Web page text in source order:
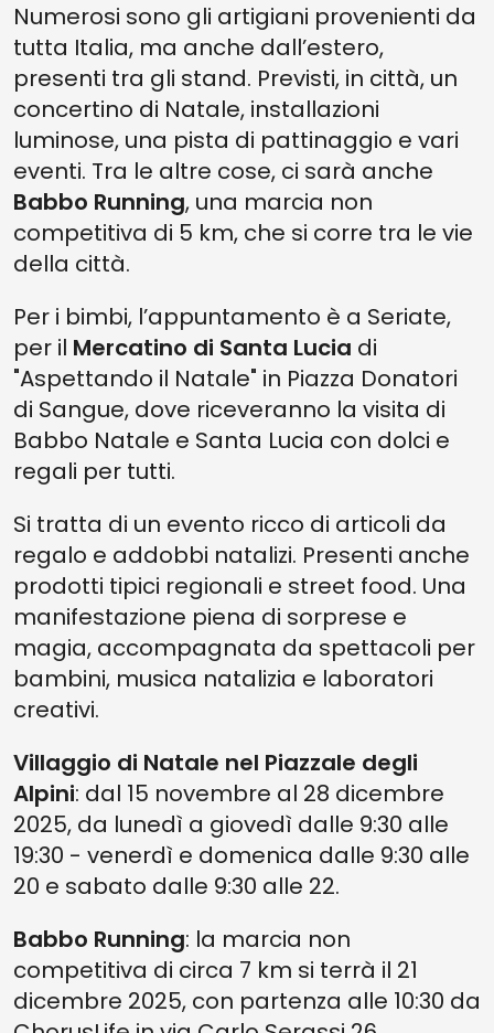
Numerosi sono gli artigiani provenienti da
tutta Italia, ma anche dall’estero,
presenti tra gli stand. Previsti, in città, un
concertino di Natale, installazioni
luminose, una pista di pattinaggio e vari
eventi. Tra le altre cose, ci sarà anche
Babbo Running, una marcia non
competitiva di 5 km, che si corre tra le vie
della città.
Per i bimbi, l’appuntamento è a Seriate,
per il Mercatino di Santa Lucia di
"Aspettando il Natale" in Piazza Donatori
di Sangue, dove riceveranno la visita di
Babbo Natale e Santa Lucia con dolci e
regali per tutti.
Si tratta di un evento ricco di articoli da
regalo e addobbi natalizi. Presenti anche
prodotti tipici regionali e street food. Una
manifestazione piena di sorprese e
magia, accompagnata da spettacoli per
bambini, musica natalizia e laboratori
creativi.
Villaggio di Natale nel Piazzale degli
Alpini: dal 15 novembre al 28 dicembre
2025, da lunedì a giovedì dalle 9:30 alle
19:30 - venerdì e domenica dalle 9:30 alle
20 e sabato dalle 9:30 alle 22.
Babbo Running: la marcia non
competitiva di circa 7 km si terrà il 21
dicembre 2025, con partenza alle 10:30 da